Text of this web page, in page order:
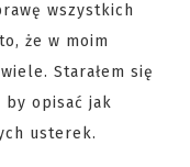
wszystkich
że w moim
Starałem się
by opisać jak
usterek.